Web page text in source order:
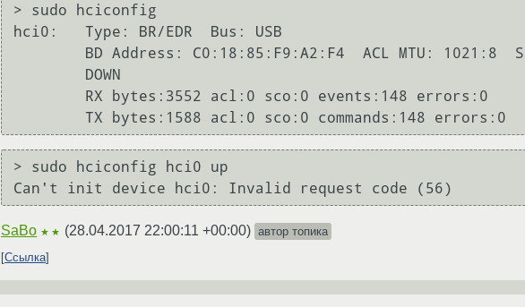
> sudo hciconfig
hci0:   Type: BR/EDR  Bus: USB
> sudo hciconfig hci0 up
SaBo ★★ (28.04.2017 22:00:11 +00:00) автор топика
Ссылка